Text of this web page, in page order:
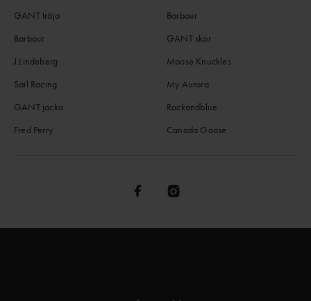
GANT tröja
Barbour
J.Lindeberg
Sail Racing
GANT jacka
Fred Perry
Barbour
GANT skor
Moose Knuckles
My Aurora
Rockandblue
Canada Goose